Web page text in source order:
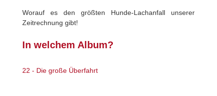
Worauf es den größten Hunde-Lachanfall unserer
Zeitrechnung gibt!
In welchem Album?
22 - Die große Überfahrt